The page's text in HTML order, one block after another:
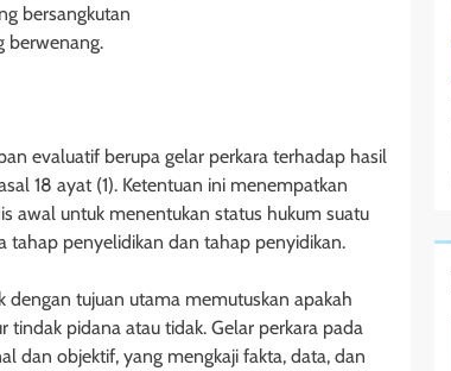
bersangkutan
berwenang.
evaluatif berupa gelar perkara terhadap hasil
18 ayat (1). Ketentuan ini menempatkan
awal untuk menentukan status hukum suatu
tahap penyelidikan dan tahap penyidikan.
dengan tujuan utama memutuskan apakah
pidana atau tidak. Gelar perkara pada
dan objektif, yang mengkaji fakta, data, dan
Uang dalam Objek Hibah
1 minggu ago